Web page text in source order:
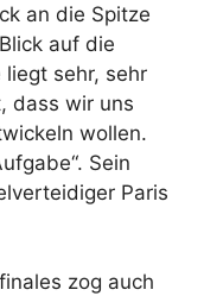
an die Spitze
auf die
liegt sehr, sehr
dass wir uns
wollen.
Sein
Paris
zog auch